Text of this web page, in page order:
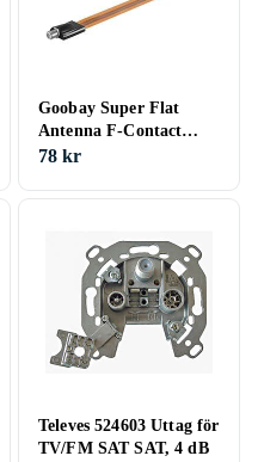
Goobay Super Flat
Antenna F-Contact
0,2m
78 kr
Televes 524603 Uttag för
TV/FM SAT SAT, 4 dB